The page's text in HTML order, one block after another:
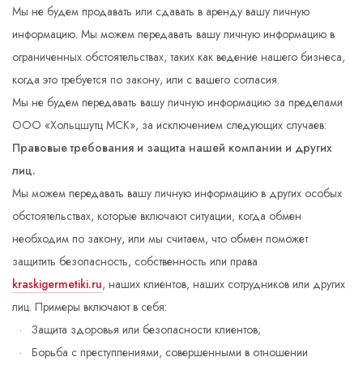
Мы не будем продавать или сдавать в аренду вашу личную
информацию. Мы можем передавать вашу личную информацию в
ограниченных обстоятельствах, таких как ведение нашего бизнеса,
когда это требуется по закону, или с вашего согласия.
Мы не будем передавать вашу личную информацию за пределами
ООО «Хольцшутц МСК», за исключением следующих случаев:
Правовые требования и защита нашей компании и других
лиц.
Мы можем передавать вашу личную информацию в других особых
обстоятельствах, которые включают ситуации, когда обмен
необходим по закону, или мы считаем, что обмен поможет
защитить безопасность, собственность или права
kraskigermetiki.ru, наших клиентов, наших сотрудников или других
лиц. Примеры включают в себя:
Защита здоровья или безопасности клиентов;
Борьба с преступлениями, совершенными в отношении